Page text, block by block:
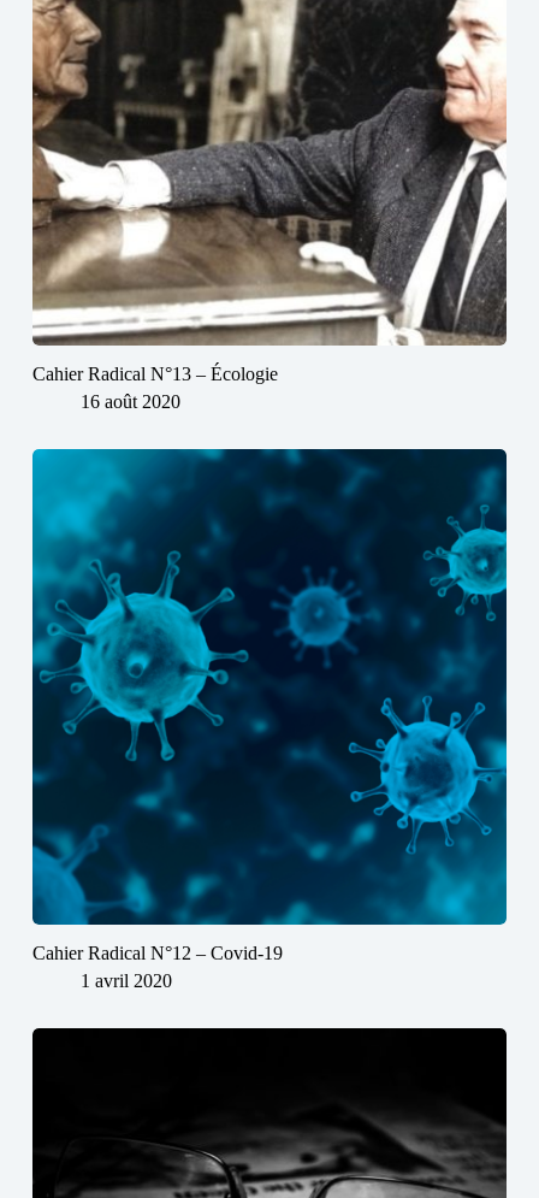
Cahier Radical N°13 – Écologie
16 août 2020
Cahier Radical N°12 – Covid-19
1 avril 2020